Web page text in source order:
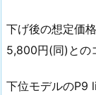
下げ後の想定価
5,800円(同)との
下位モデルのP9